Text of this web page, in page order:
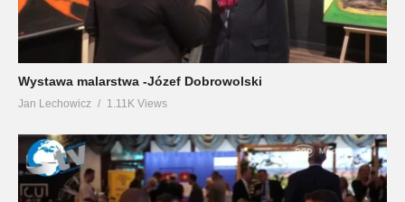
Wystawa malarstwa -Józef Dobrowolski
Jan Lechowicz 1.11K Views